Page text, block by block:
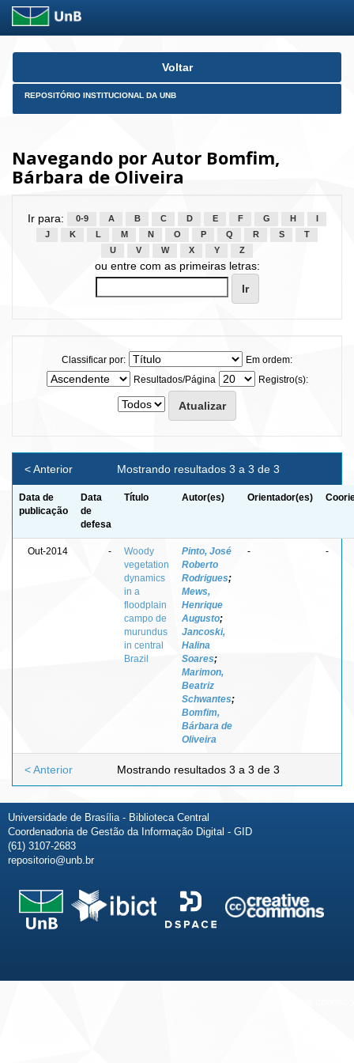
Skip
Voltar
REPOSITÓRIO INSTITUCIONAL DA UNB
Navegando por Autor Bomfim,
Bárbara de Oliveira
Ir para: 0-9 A B C D E F G H
J
K L M N O P Q R S
T
U
V W X Y Z
ou entre com as primeiras letras:
Classificar por:
Em ordem:
Resultados/Página
Registro(s):
Mostrando resultados 3 a 3 de 3
< Anterior
Data de
publicação
Data
de
defesa
Título Autor(es) Orientador(es)
Out-2014 -
Woody
vegetation
dynamics
in a
floodplain
campo de
murundus
in central
Brazil
Pinto, José
Roberto
Rodrigues;
Mews,
Henrique
Augusto;
Jancoski,
Halina
Soares;
Marimon,
Beatriz
Schwantes;
Bomfim,
Bárbara de
Oliveira
- -
Mostrando resultados 3 a 3 de 3
< Anterior
Universidade de Brasília - Biblioteca Central
Coordenadoria de Gestão da Informação Digital - GID
(61) 3107-2683
repositorio@unb.br